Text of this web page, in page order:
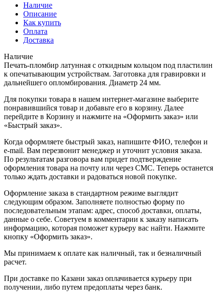
Наличие
Описание
Как купить
Оплата
Доставка
Наличие
Печать-пломбир латунная с откидным кольцом под пластилин
к опечатывающим устройствам. Заготовка для гравировки и
дальнейшего опломбирования. Диаметр 24 мм.
Для покупки товара в нашем интернет-магазине выберите
понравившийся товар и добавьте его в корзину. Далее
перейдите в Корзину и нажмите на «Оформить заказ» или
«Быстрый заказ».
Когда оформляете быстрый заказ, напишите ФИО, телефон и
e-mail. Вам перезвонит менеджер и уточнит условия заказа.
По результатам разговора вам придет подтверждение
оформления товара на почту или через СМС. Теперь останется
только ждать доставки и радоваться новой покупке.
Оформление заказа в стандартном режиме выглядит
следующим образом. Заполняете полностью форму по
последовательным этапам: адрес, способ доставки, оплаты,
данные о себе. Советуем в комментарии к заказу написать
информацию, которая поможет курьеру вас найти. Нажмите
кнопку «Оформить заказ».
Мы принимаем к оплате как наличный, так и безналичный
расчет.
При доставке по Казани заказ оплачивается курьеру при
получении, либо путем предоплаты через банк.